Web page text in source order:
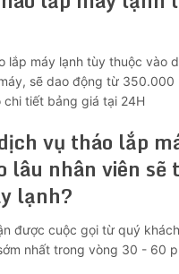
lắp máy lạnh tùy thuộc vào
sẽ dao động từ
chi tiết bảng giá tại 24H
vụ tháo lắp
lâu nhân viên sẽ
lạnh?
được cuộc gọi từ quý
nhất trong vòng 30 - 60